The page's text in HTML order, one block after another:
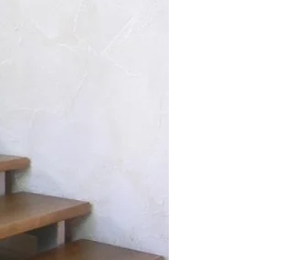
соглашаетесь с
данных